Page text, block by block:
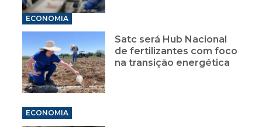
ECONOMIA
Satc será Hub Nacional
de fertilizantes com foco
na transição energética
ECONOMIA